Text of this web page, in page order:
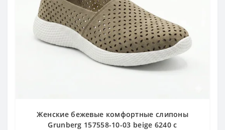
Женские бежевые комфортные слипоны
Grunberg 157558-10-03 beige 6240 с